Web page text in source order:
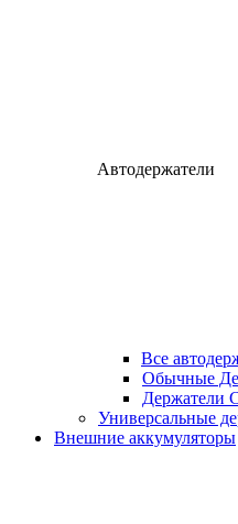
Автодержатели
Все
Обычные
Держатели
Универсальные
Внешние аккумуляторы